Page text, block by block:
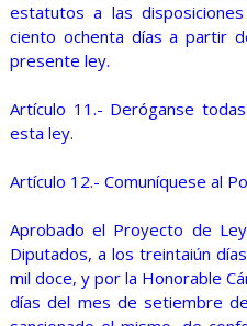
estatutos a las
ciento ochenta días a partir
presente ley.
Artículo 11.- Deróganse
esta ley.
Artículo 12.- Comuníquese al
Aprobado el Proyecto de
Diputados, a los treintaiún
mil doce, y por la Honorable
días del mes de setiembre